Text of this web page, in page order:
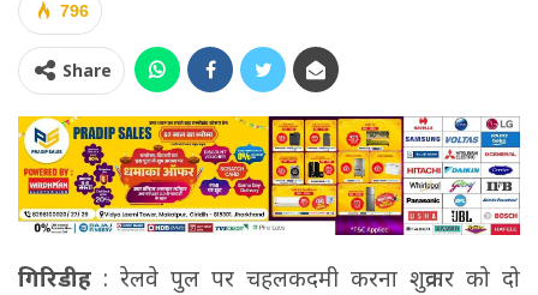
796
Share
गिरिडीह : रेलवे पुल पर चहलकदमी करना शुक्रवार को दो